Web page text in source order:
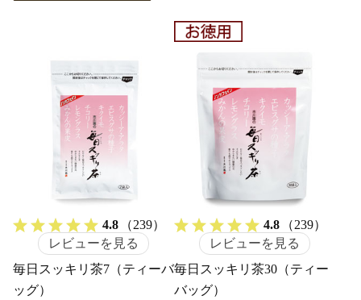
4.8
（239）
レビューを見る
毎日スッキリ茶7（ティーバ
ッグ）
4.8
（239）
レビューを見る
毎日スッキリ茶30（ティー
バッグ）